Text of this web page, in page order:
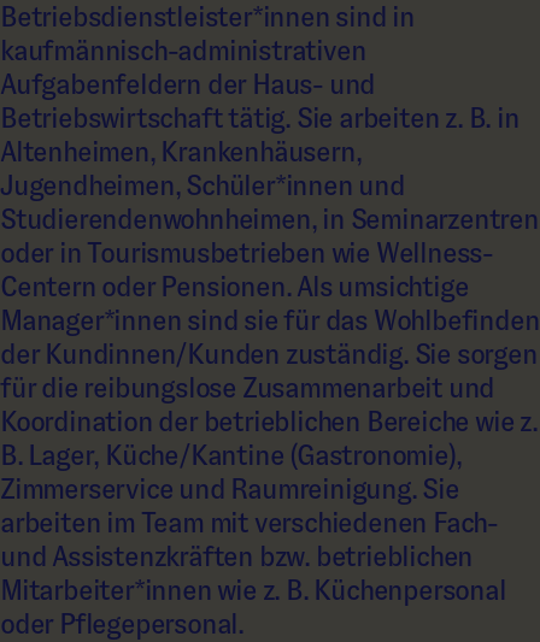
Betriebsdienstleister*innen sind in
kaufmännisch-administrativen
Aufgabenfeldern der Haus- und
Betriebswirtschaft tätig. Sie arbeiten z. B. in
Altenheimen, Krankenhäusern,
Jugendheimen, Schüler*innen und
Studierendenwohnheimen, in Seminarzentren
oder in Tourismusbetrieben wie Wellness-
Centern oder Pensionen. Als umsichtige
Manager*innen sind sie für das Wohlbefinden
der Kundinnen/Kunden zuständig. Sie sorgen
für die reibungslose Zusammenarbeit und
Koordination der betrieblichen Bereiche wie z.
B. Lager, Küche/Kantine (Gastronomie),
Zimmerservice und Raumreinigung. Sie
arbeiten im Team mit verschiedenen Fach-
und Assistenzkräften bzw. betrieblichen
Mitarbeiter*innen wie z. B. Küchenpersonal
oder Pflegepersonal.